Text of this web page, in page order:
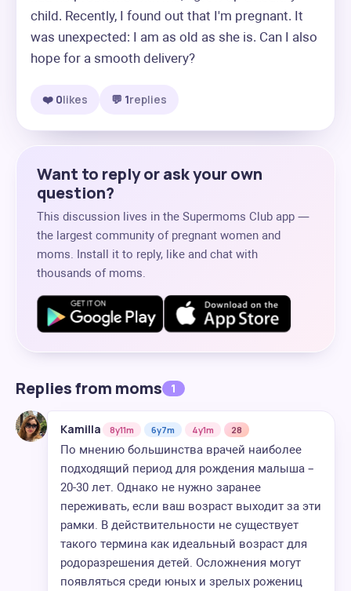
child. Recently, I found out that I'm pregnant. It
was unexpected: I am as old as she is. Can I also
hope for a smooth delivery?
❤️ 0likes 💬 1replies
Want to reply or ask your own
question?
This discussion lives in the Supermoms Club app —
the largest community of pregnant women and
moms. Install it to reply, like and chat with
thousands of moms.
Replies from moms 1
Kamilla 8y11m 6y7m 4y1m 28
По мнению большинства врачей наиболее
подходящий период для рождения малыша –
20-30 лет. Однако не нужно заранее
переживать, если ваш возраст выходит за эти
рамки. В действительности не существует
такого термина как идеальный возраст для
родоразрешения детей. Осложнения могут
появляться среди юных и зрелых рожениц